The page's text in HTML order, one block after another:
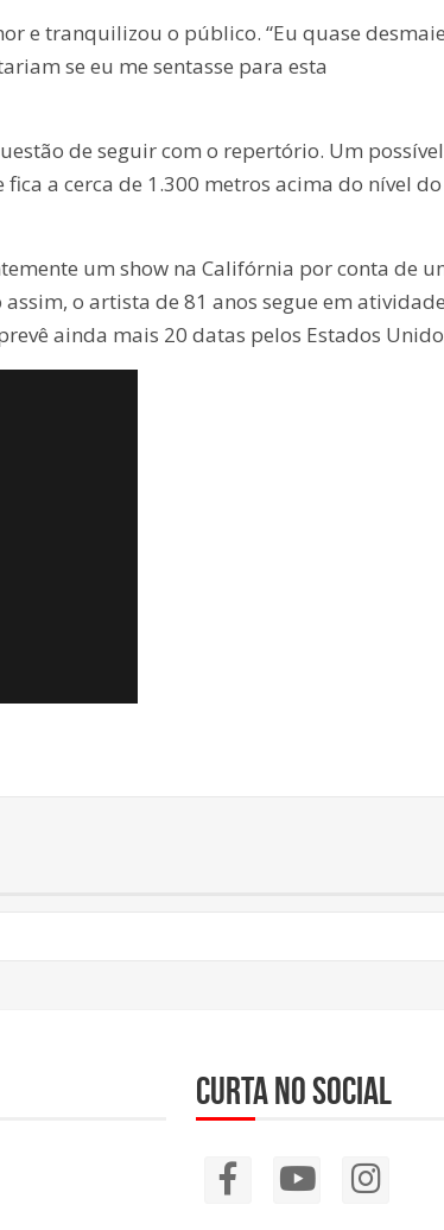
e tranquilizou o público. “Eu quase
se eu me sentasse para esta
de seguir com o repertório. Um possível
a cerca de 1.300 metros acima do nível do
um show na Califórnia por conta de
o artista de 81 anos segue em atividade
ainda mais 20 datas pelos Estados
Curta no social